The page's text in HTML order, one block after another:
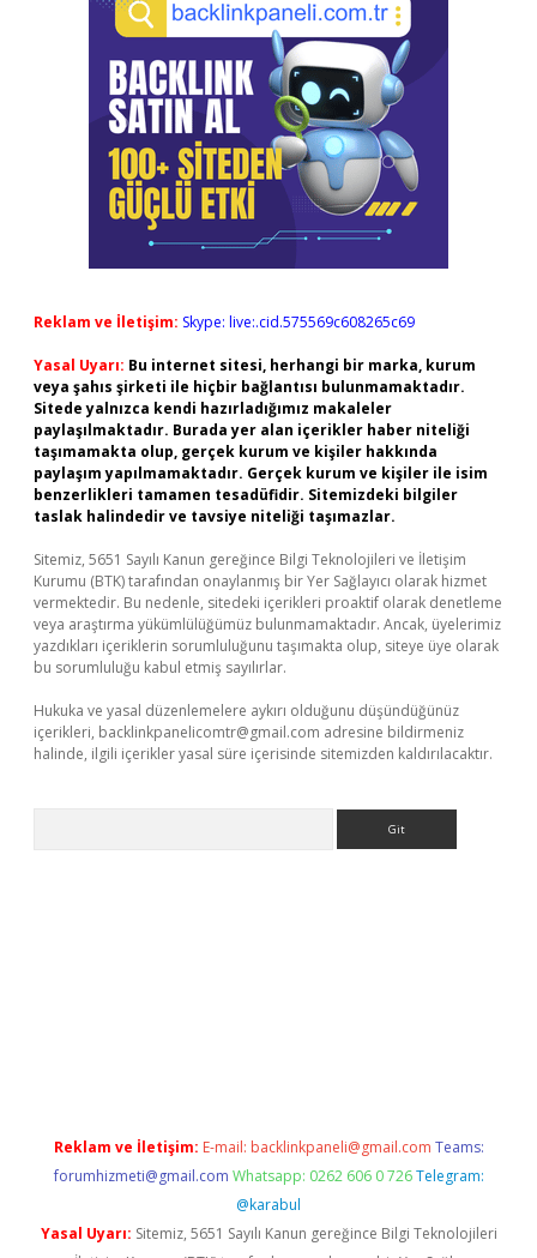
Reklam ve İletişim: Skype: live:.cid.575569c608265c69
Yasal Uyarı: Bu internet sitesi, herhangi bir marka, kurum
veya şahıs şirketi ile hiçbir bağlantısı bulunmamaktadır.
Sitede yalnızca kendi hazırladığımız makaleler
paylaşılmaktadır. Burada yer alan içerikler haber niteliği
taşımamakta olup, gerçek kurum ve kişiler hakkında
paylaşım yapılmamaktadır. Gerçek kurum ve kişiler ile isim
benzerlikleri tamamen tesadüfidir. Sitemizdeki bilgiler
taslak halindedir ve tavsiye niteliği taşımazlar.
Sitemiz, 5651 Sayılı Kanun gereğince Bilgi Teknolojileri ve İletişim
Kurumu (BTK) tarafından onaylanmış bir Yer Sağlayıcı olarak hizmet
vermektedir. Bu nedenle, sitedeki içerikleri proaktif olarak denetleme
veya araştırma yükümlülüğümüz bulunmamaktadır. Ancak, üyelerimiz
yazdıkları içeriklerin sorumluluğunu taşımakta olup, siteye üye olarak
bu sorumluluğu kabul etmiş sayılırlar.
Hukuka ve yasal düzenlemelere aykırı olduğunu düşündüğünüz
içerikleri, backlinkpanelicomtr@gmail.com adresine bildirmeniz
halinde, ilgili içerikler yasal süre içerisinde sitemizden kaldırılacaktır.
Reklam ve İletişim: E-mail: backlinkpaneli@gmail.com Teams:
forumhizmeti@gmail.com Whatsapp: 0262 606 0 726 Telegram:
@karabul
Yasal Uyarı: Sitemiz, 5651 Sayılı Kanun gereğince Bilgi Teknolojileri